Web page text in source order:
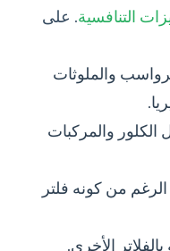
التنافسية. على
والملوثات
الكلور والمركبات
من كونه فلتر
الأخرى.